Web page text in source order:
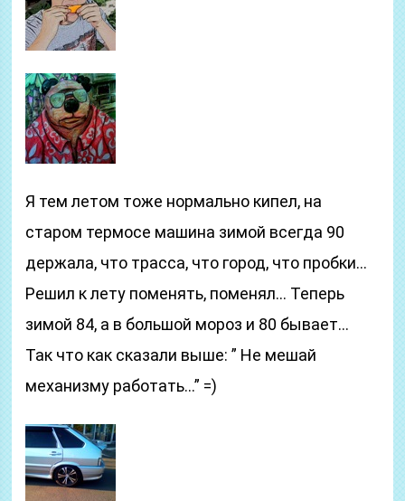
Я тем летом тоже нормально кипел, на
старом термосе машина зимой всегда 90
держала, что трасса, что город, что пробки…
Решил к лету поменять, поменял… Теперь
зимой 84, а в большой мороз и 80 бывает…
Так что как сказали выше: ” Не мешай
механизму работать…” =)